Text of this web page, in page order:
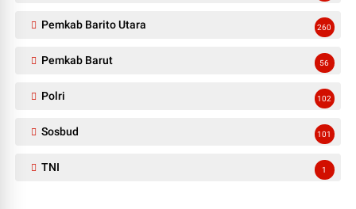
Pemkab Barito Utara 260
Pemkab Barut 56
Polri 102
Sosbud 101
TNI 1